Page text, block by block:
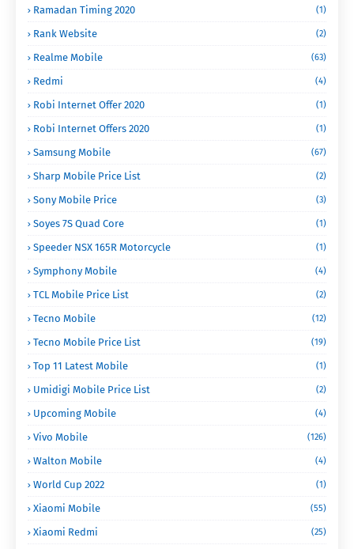
Ramadan Timing 2020 (1)
Rank Website (2)
Realme Mobile (63)
Redmi (4)
Robi Internet Offer 2020 (1)
Robi Internet Offers 2020 (1)
Samsung Mobile (67)
Sharp Mobile Price List (2)
Sony Mobile Price (3)
Soyes 7S Quad Core (1)
Speeder NSX 165R Motorcycle (1)
Symphony Mobile (4)
TCL Mobile Price List (2)
Tecno Mobile (12)
Tecno Mobile Price List (19)
Top 11 Latest Mobile (1)
Umidigi Mobile Price List (2)
Upcoming Mobile (4)
Vivo Mobile (126)
Walton Mobile (4)
World Cup 2022 (1)
Xiaomi Mobile (55)
Xiaomi Redmi (25)